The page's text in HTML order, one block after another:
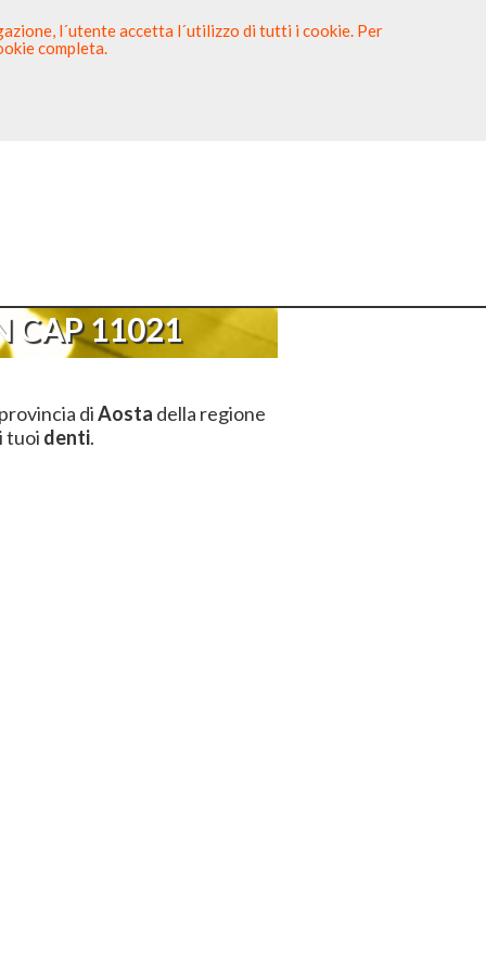
CAP 11021
diAosta della regione
tuoi denti.
l´utente accetta l´utilizzo di tutti i cookie. Per
completa.